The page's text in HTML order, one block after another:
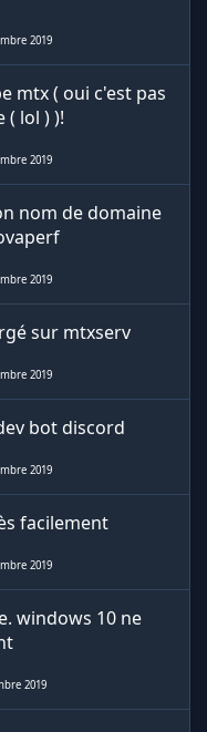
2019
mtx ( oui c'est pas
( lol ) )!
2019
nom de domaine
2019
sur mtxserv
2019
bot discord
2019
facilement
2019
windows 10 ne
2019